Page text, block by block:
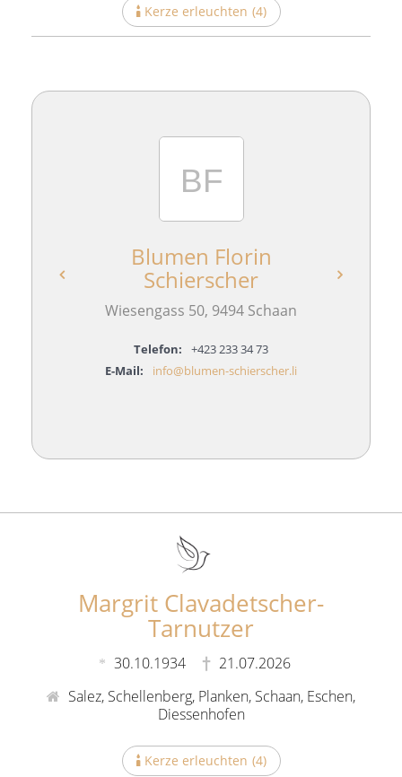
Kerze erleuchten (4)
Blumen Florin
Schierscher
Wiesengass 50, 9494 Schaan
Telefon:
+423 233 34 73
E-Mail:
info@blumen-schierscher.li
Margrit Clavadetscher-
Tarnutzer
30.10.1934
21.07.2026
Salez, Schellenberg, Planken, Schaan, Eschen,
Diessenhofen
Kerze erleuchten (4)